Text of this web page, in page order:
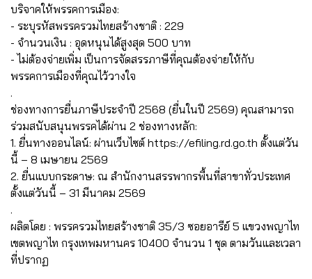
บริจาคให้พรรคการเมือง:
- ระบุรหัสพรรครวมไทยสร้างชาติ : 229
- จำนวนเงิน : อุดหนุนได้สูงสุด 500 บาท
- ไม่ต้องจ่ายเพิ่ม เป็นการจัดสรรภาษีที่คุณต้องจ่ายให้กับ
พรรคการเมืองที่คุณไว้วางใจ
.
ช่องทางการยื่นภาษีประจำปี 2568 (ยื่นในปี 2569) คุณสามารถ
ร่วมสนับสนุนพรรคได้ผ่าน 2 ช่องทางหลัก:
1. ยื่นทางออนไลน์: ผ่านเว็บไซต์ https://efiling.rd.go.th ตั้งแต่วัน
นี้ – 8 เมษายน 2569
2. ยื่นแบบกระดาษ: ณ สำนักงานสรรพากรพื้นที่สาขาทั่วประเทศ
ตั้งแต่วันนี้ – 31 มีนาคม 2569
.
ผลิตโดย : พรรครวมไทยสร้างชาติ 35/3 ซอยอารีย์ 5 แขวงพญาไท
เขตพญาไท กรุงเทพมหานคร 10400 จำนวน 1 ชุด ตามวันและเวลา
ที่ปรากฏ